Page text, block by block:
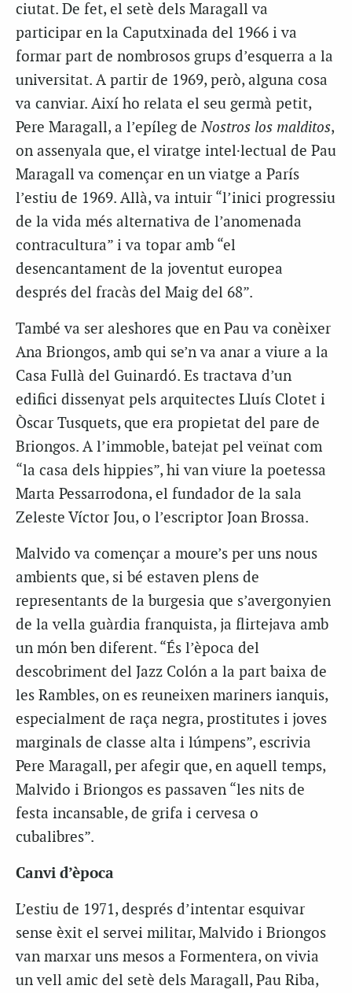
ciutat. De fet, el setè dels Maragall va
participar en la Caputxinada del 1966 i va
formar part de nombrosos grups d’esquerra a la
universitat. A partir de 1969, però, alguna cosa
va canviar. Així ho relata el seu germà petit,
Pere Maragall, a l’epíleg deNostros los malditos,
on assenyala que, el viratge intel·lectual de Pau
Maragall va començar en un viatge a París
l’estiu de 1969. Allà, va intuir “l’inici progressiu
de la vida més alternativa de l’anomenada
contracultura” i va topar amb “el
desencantament de la joventut europea
després del fracàs del Maig del 68”.
També va ser aleshores que en Pau va conèixer
Ana Briongos, amb qui se’n va anar a viure a la
Casa Fullà del Guinardó. Es tractava d’un
edifici dissenyat pels arquitectes Lluís Clotet i
Òscar Tusquets, que era propietat del pare de
Briongos. A l’immoble, batejat pel veïnat com
“la casa dels hippies”, hi van viure la poetessa
Marta Pessarrodona, el fundador de la sala
Zeleste Víctor Jou, o l’escriptor Joan Brossa.
Malvido va començar a moure’s per uns nous
ambients que, si bé estaven plens de
representants de la burgesia que s’avergonyien
de la vella guàrdia franquista, ja flirtejava amb
un món ben diferent. “És l’època del
descobriment del Jazz Colón a la part baixa de
les Rambles, on es reuneixen mariners ianquis,
especialment de raça negra, prostitutes i joves
marginals de classe alta i lúmpens”, escrivia
Pere Maragall, per afegir que, en aquell temps,
Malvido i Briongos es passaven “les nits de
festa incansable, de grifa i cervesa o
cubalibres”.
Canvi d’època
L’estiu de 1971, després d’intentar esquivar
sense èxit el servei militar, Malvido i Briongos
van marxar uns mesos a Formentera, on vivia
un vell amic del setè dels Maragall, Pau Riba,